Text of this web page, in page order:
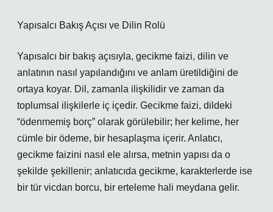
Yapısalcı Bakış Açısı ve Dilin Rolü
Yapısalcı bir bakış açısıyla, gecikme faizi, dilin ve
anlatının nasıl yapılandığını ve anlam üretildiğini de
ortaya koyar. Dil, zamanla ilişkilidir ve zaman da
toplumsal ilişkilerle iç içedir. Gecikme faizi, dildeki
“ödenmemiş borç” olarak görülebilir; her kelime, her
cümle bir ödeme, bir hesaplaşma içerir. Anlatıcı,
gecikme faizini nasıl ele alırsa, metnin yapısı da o
şekilde şekillenir; anlatıcıda gecikme, karakterlerde ise
bir tür vicdan borcu, bir erteleme hali meydana gelir.